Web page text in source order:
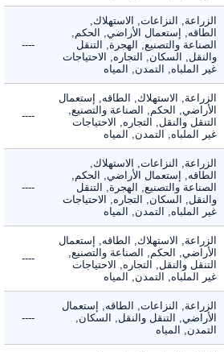
الزراعة, النزاعات, الاستهلاك,
الطاقه, إستعمال الأراضي, الحكم,
الصناعة والتصنيع, الهجرة, التنقل
والنقل, السكان, التجاره, الاحتياجات
غير الملباه, التمدن, المياه
----
الزراعة, الاستهلاك, الطاقه, إستعمال
الأراضي, الحكم, الصناعة والتصنيع,
التنقل والنقل, التجاره, الاحتياجات
غير الملباه, التمدن, المياه
----
الزراعة, النزاعات, الاستهلاك,
الطاقه, إستعمال الأراضي, الحكم,
الصناعة والتصنيع, الهجرة, التنقل
والنقل, السكان, التجاره, الاحتياجات
غير الملباه, التمدن, المياه
----
الزراعة, الاستهلاك, الطاقه, إستعمال
الأراضي, الحكم, الصناعة والتصنيع,
التنقل والنقل, التجاره, الاحتياجات
غير الملباه, التمدن, المياه
----
الزراعة, النزاعات, الطاقه, إستعمال
الأراضي, التنقل والنقل, السكان,
التمدن, المياه
----